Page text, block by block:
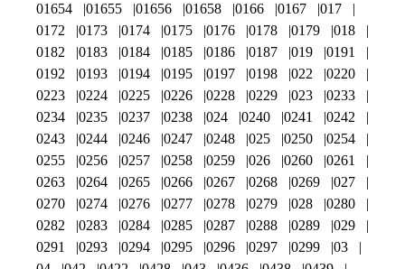
01654
01655 01656 01658 0166 0167
017
0172
0173 0174 0175 0176 0178 0179
018
0182
0183 0184 0185 0186 0187 019
0191
0192
0193 0194 0195 0197 0198 022
0220
0223
0224 0225 0226 0228 0229 023
0233
0234
0235 0237 0238 024 0240 0241
0242
0243
0244 0246 0247 0248 025 0250
0254
0255
0256 0257 0258 0259 026 0260
0261
0263
0264 0265 0266 0267 0268 0269
027
0270
0274 0276 0277 0278 0279 028
0280
0282
0283 0284 0285 0287 0288 0289
029
0291
0293 0294 0295 0296 0297 0299
03